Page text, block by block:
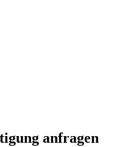
anfragen